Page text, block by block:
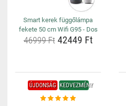
Smart kerek függőlámpa
fekete 50 cm Wifi G95 - Dos
46999 Ft42449 Ft
ÚJDONSÁG KEDVEZMÉNY